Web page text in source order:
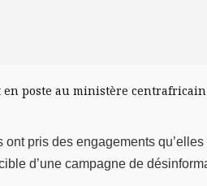
poste au ministère centrafricain
pris des engagements
d’une campagne de